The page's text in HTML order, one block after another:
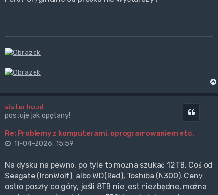
sisterhood
postuje jak opętany!
Re: Problemy z komputerami, oprogramowaniem etc.
11-04-2026, 15:59
Na dysku na pewno, po tyle to można szukać 12TB. Coś od
Seagate (IronWolf), albo WD(Red), Toshiba (N300). Ceny
ostro poszły do góry, jeśli 8TB nie jest niezbędne, można